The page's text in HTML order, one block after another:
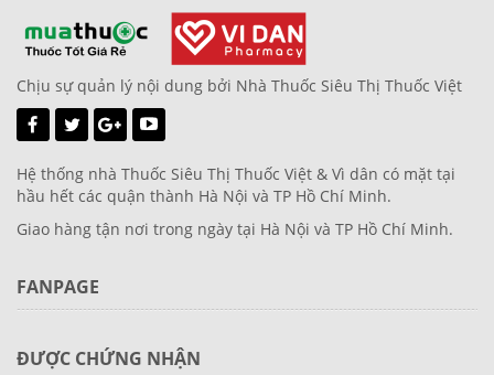
Chịu sự quản lý nội dung bởi Nhà Thuốc Siêu Thị Thuốc Việt
Hệ thống nhà Thuốc Siêu Thị Thuốc Việt & Vì dân có mặt tại
hầu hết các quận thành Hà Nội và TP Hồ Chí Minh.
Giao hàng tận nơi trong ngày tại Hà Nội và TP Hồ Chí Minh.
FANPAGE
ĐƯỢC CHỨNG NHẬN